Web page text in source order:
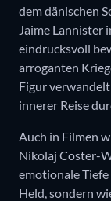
dem dänischen
Jaime Lannister
eindrucksvoll
arroganten
Figur
innerer Reise
Auch in Filmen
Nikolaj Coster-
emotionale
Held, sondern